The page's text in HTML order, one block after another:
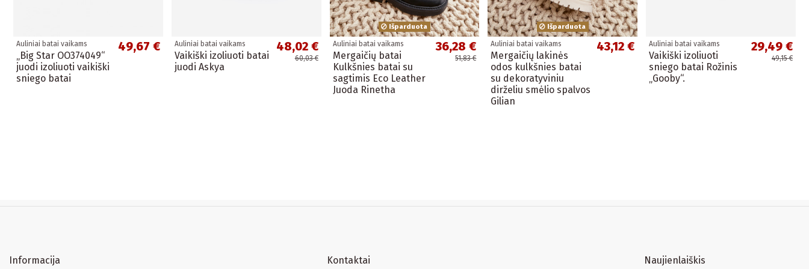
Auliniai batai vaikams
„Big Star OO374049“
juodi izoliuoti vaikiški
sniego batai
49,67 € Auliniai batai vaikams
Vaikiški izoliuoti batai
juodi Askya
48,02 €
60,03 €
Išparduota
Auliniai batai vaikams
Mergaičių batai
Kulkšnies batai su
sagtimis Eco Leather
Juoda Rinetha
36,28 €
51,83 €
Išparduota
Auliniai batai vaikams
Mergaičių lakinės
odos kulkšnies batai
su dekoratyviniu
dirželiu smėlio spalvos
Gilian
43,12 € Auliniai batai vaikams
Vaikiški izoliuoti
sniego batai Rožinis
„Gooby“.
29,49 €
49,15 €
Informacija Kontaktai Naujienlaiškis